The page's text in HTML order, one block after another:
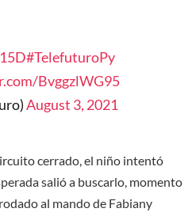
#TelefuturoPy
BvggzlWG95
August 3, 2021
cerrado, el niño intentó
salió a buscarlo, momento
al mando de Fabiany